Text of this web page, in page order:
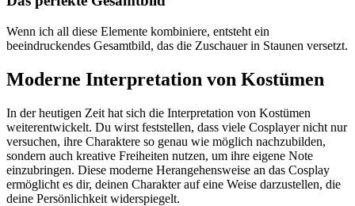
Wenn ich all diese Elemente kombiniere, entsteht ein
beeindruckendes Gesamtbild, das die Zuschauer in Staunen versetzt.
Moderne Interpretation von Kostümen
In der heutigen Zeit hat sich die Interpretation von Kostümen
weiterentwickelt. Du wirst feststellen, dass viele Cosplayer nicht nur
versuchen, ihre Charaktere so genau wie möglich nachzubilden,
sondern auch kreative Freiheiten nutzen, um ihre eigene Note
einzubringen. Diese moderne Herangehensweise an das Cosplay
ermöglicht es dir, deinen Charakter auf eine Weise darzustellen, die
deine Persönlichkeit widerspiegelt.